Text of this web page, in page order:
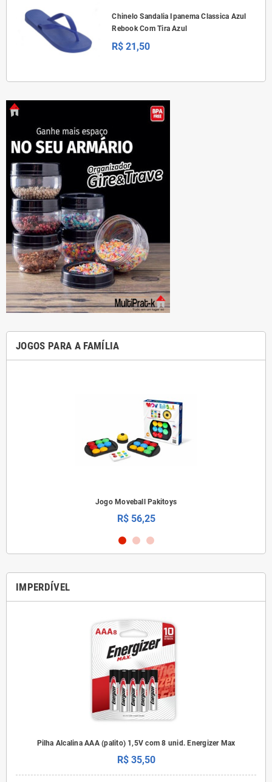
Chinelo Sandalia Ipanema Classica Azul
Rebook Com Tira Azul
R$ 21,50
JOGOS PARA A FAMÍLIA
Jogo Moveball Pakitoys
R$ 56,25
IMPERDÍVEL
Pilha Alcalina AAA (palito) 1,5V com 8 unid. Energizer Max
R$ 35,50